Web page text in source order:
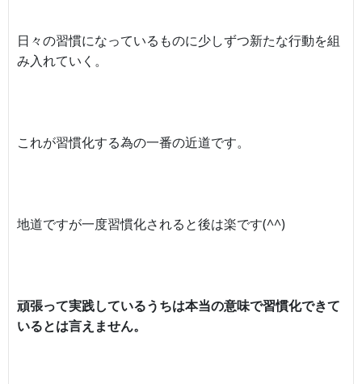
日々の習慣になっているものに少しずつ新たな行動を組
み入れていく。
これが習慣化する為の一番の近道です。
地道ですが一度習慣化されると後は楽です(^^)
頑張って実践しているうちは本当の意味で習慣化できて
いるとは言えません。